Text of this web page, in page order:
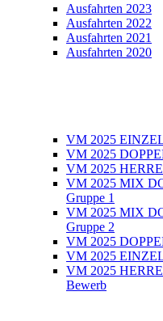
Ausfahrten 2023
Ausfahrten 2022
Ausfahrten 2021
Ausfahrten 2020
VM 2025
VM 2025
VM 2025
VM 2025 MIX
Gruppe 1
VM 2025 MIX
Gruppe 2
VM 2025
VM 2025
VM 2025
Bewerb